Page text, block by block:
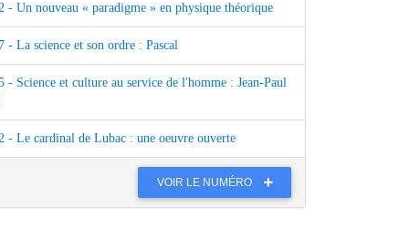
- Un nouveau « paradigme » en physique théorique
- La science et son ordre : Pascal
- Science et culture au service de l'homme : Jean-Paul
- Le cardinal de Lubac : une oeuvre ouverte
VOIR LE NUMÉRO